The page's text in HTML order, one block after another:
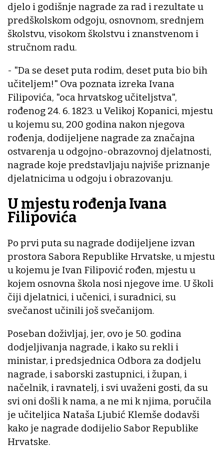
djelo i godišnje nagrade za rad i rezultate u
predškolskom odgoju, osnovnom, srednjem
školstvu, visokom školstvu i znanstvenom i
stručnom radu.
- "Da se deset puta rodim, deset puta bio bih
učiteljem!" Ova poznata izreka Ivana
Filipovića, "oca hrvatskog učiteljstva",
rođenog 24. 6. 1823. u Velikoj Kopanici, mjestu
u kojemu su, 200 godina nakon njegova
rođenja, dodijeljene nagrade za značajna
ostvarenja u odgojno-obrazovnoj djelatnosti,
nagrade koje predstavljaju najviše priznanje
djelatnicima u odgoju i obrazovanju.
U mjestu rođenja Ivana
Filipovića
Po prvi puta su nagrade dodijeljene izvan
prostora Sabora Republike Hrvatske, u mjestu
u kojemu je Ivan Filipović rođen, mjestu u
kojem osnovna škola nosi njegove ime. U školi
čiji djelatnici, i učenici, i suradnici, su
svečanost učinili još svečanijom.
Poseban doživljaj, jer, ovo je 50. godina
dodjeljivanja nagrade, i kako su rekli i
ministar, i predsjednica Odbora za dodjelu
nagrade, i saborski zastupnici, i župan, i
načelnik, i ravnatelj, i svi uvaženi gosti, da su
svi oni došli k nama, a ne mi k njima, poručila
je učiteljica Nataša Ljubić Klemše dodavši
kako je nagrade dodijelio Sabor Republike
Hrvatske.